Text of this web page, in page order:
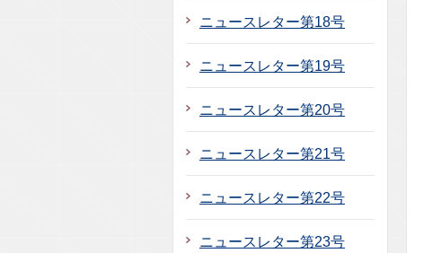
ニュースレター第18号
ニュースレター第19号
ニュースレター第20号
ニュースレター第21号
ニュースレター第22号
ニュースレター第23号